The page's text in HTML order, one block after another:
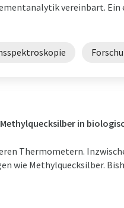
vereinbart.
in
Thermometern.
wie Methylquecksilber.